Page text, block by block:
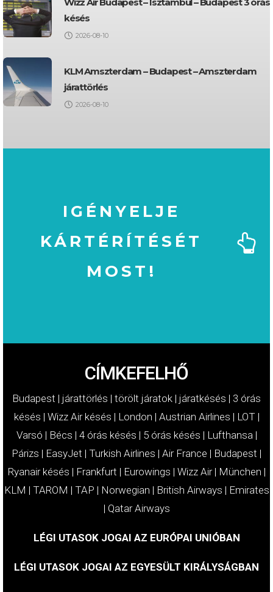
késés
2026-08-10
KLM Amszterdam – Budapest – Amszterdam
járattörlés
2026-08-10
IGÉNYELJE
KÁRTÉRÍTÉSÉT
MOST!
CÍMKEFELHŐ
Budapest | járattörlés | törölt járatok | járatkésés | 3 órás
késés | Wizz Air késés | London | Austrian Airlines | LOT|
Varsó | Bécs | 4 órás késés | 5 órás késés | Lufthansa |
Párizs | EasyJet | Turkish Airlines | Air France | Budapest |
Ryanair késés | Frankfurt | Eurowings | Wizz Air| München |
KLM | TAROM | TAP | Norwegian | British Airways | Emirates
| Qatar Airways
LÉGI UTASOK JOGAI AZ EURÓPAI UNIÓBAN
LÉGI UTASOK JOGAI AZ EGYESÜLT KIRÁLYSÁGBAN